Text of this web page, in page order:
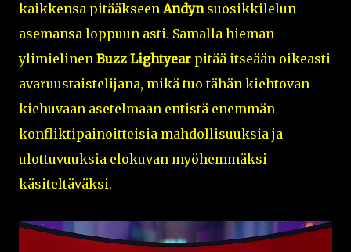
kaikkensa pitääkseenAndynsuosikkilelun
asemansa loppuun asti. Samalla hieman
ylimielinen Buzz Lightyear pitää itseään oikeasti
avaruustaistelijana, mikä tuo tähän kiehtovan
kiehuvaan asetelmaan entistä enemmän
konfliktipainoitteisia mahdollisuuksia ja
ulottuvuuksia elokuvan myöhemmäksi
käsiteltäväksi.